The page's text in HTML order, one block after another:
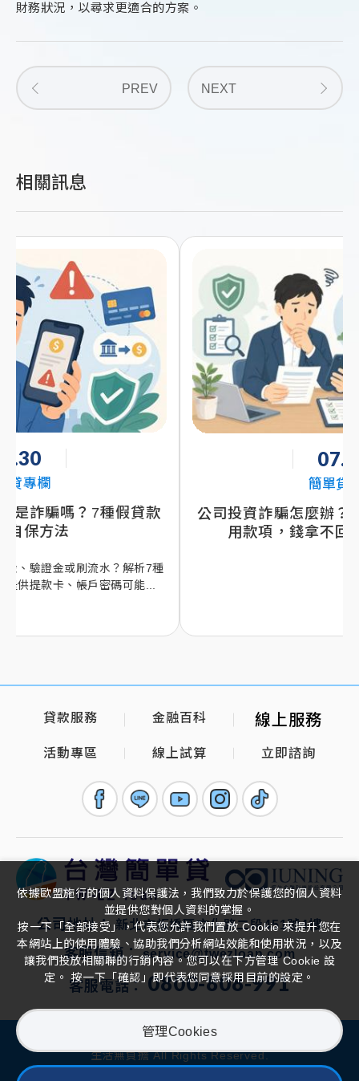
財務狀況，以尋求更適合的方案。
PREV NEXT
相關訊息
公司投資詐騙怎麼辦？合作方收了訂金卻挪
用款項，錢拿不回來該如何處理？
貸款服務 金融百科 線上服務
活動專區 線上試算 立即諮詢
公司地址： 新北市板橋區文化路二段451號4樓
客服信箱： service@twezloan.com
客服電話： 0800-808-991
2026 ©
台灣簡單貸 TW-EZloan-你的貸款理債專家,財務整合
生活無負擔 All Rights Reserved.
依據歐盟施行的個人資料保護法，我們致力於保護您的個人資料
並提供您對個人資料的掌握。
按一下「全部接受」，代表您允許我們置放 Cookie 來提升您在
本網站上的使用體驗、協助我們分析網站效能和使用狀況，以及
讓我們投放相關聯的行銷內容。您可以在下方管理 Cookie 設
定。 按一下「確認」即代表您同意採用目前的設定。
管理Cookies